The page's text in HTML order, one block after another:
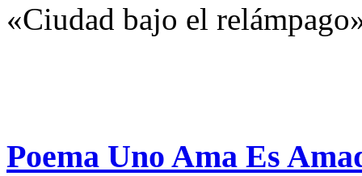
«Ciudad bajo el
Poema Uno Ama Es